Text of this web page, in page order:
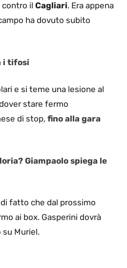
contro il Cagliari. Era appena
ha dovuto subito
i tifosi
e si teme una lesione al
stare fermo
di stop, fino alla gara
Giampaolo spiega le
fatto che dal prossimo
ai box. Gasperini dovrà
Muriel.